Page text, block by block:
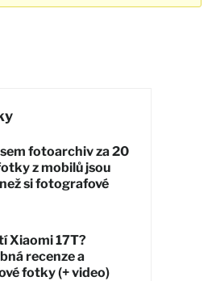
fotoarchiv za 20
z mobilů jsou
si fotografové
Xiaomi 17T?
recenze a
fotky (+ video)